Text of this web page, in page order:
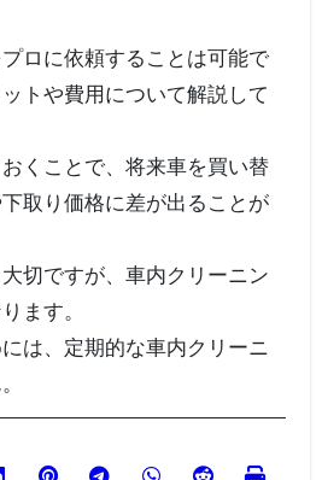
ロに依頼することは可能で
トや費用について解説して
くことで、将来車を買い替
取り価格に差が出ることが
切ですが、車内クリーニン
ます。
は、定期的な車内クリーニ